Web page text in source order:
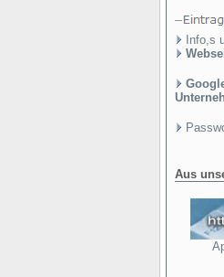
Info,s
Aus